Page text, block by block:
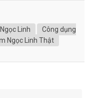
Linh
Công dụng
Ngọc Linh Thật